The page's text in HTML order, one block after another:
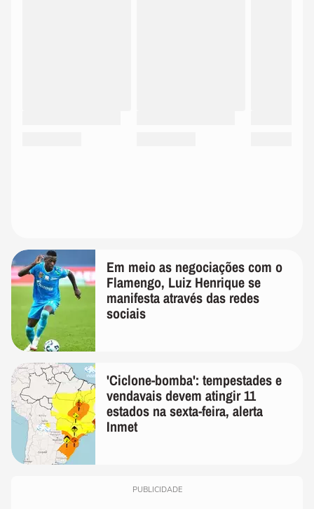
Em meio as negociações com o
Flamengo, Luiz Henrique se
manifesta através das redes
sociais
'Ciclone-bomba': tempestades e
vendavais devem atingir 11
estados na sexta-feira, alerta
Inmet
PUBLICIDADE